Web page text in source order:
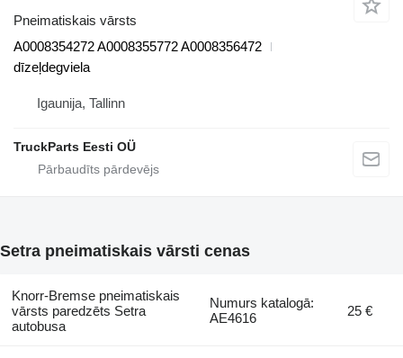
Pneimatiskais vārsts
A0008354272 A0008355772 A0008356472
dīzeļdegviela
Igaunija, Tallinn
TruckParts Eesti OÜ
Setra pneimatiskais vārsti cenas
Knorr-Bremse pneimatiskais
vārsts paredzēts Setra
autobusa
Numurs katalogā:
AE4616
25 €